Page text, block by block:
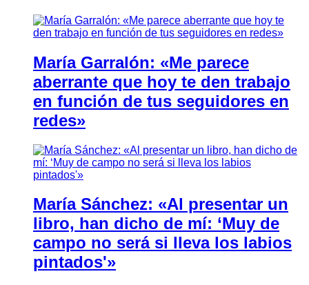
María Garralón: «Me parece
aberrante que hoy te den trabajo
en función de tus seguidores en
redes»
María Sánchez: «Al presentar un
libro, han dicho de mí: ‘Muy de
campo no será si lleva los labios
pintados'»